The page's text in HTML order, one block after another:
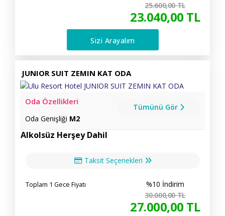
25.600,00TL
23.040,00 TL
Sizi Arayalım
JUNIOR SUIT ZEMIN KAT ODA
Oda Özellikleri
Oda Genişliği M2
Tümünü Gör
Alkolsüz Herşey Dahil
Taksit Seçenekleri
Toplam 1 Gece Fiyatı
%10 İndirim
30.000,00TL
27.000,00 TL